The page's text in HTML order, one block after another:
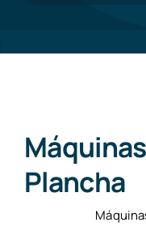
Plancha